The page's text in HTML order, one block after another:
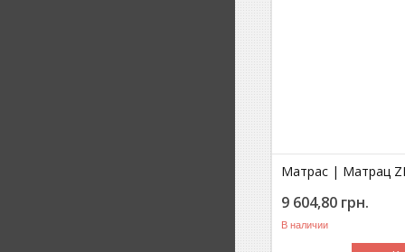
Матрас | Матрац
9 604,80 грн.
В наличии